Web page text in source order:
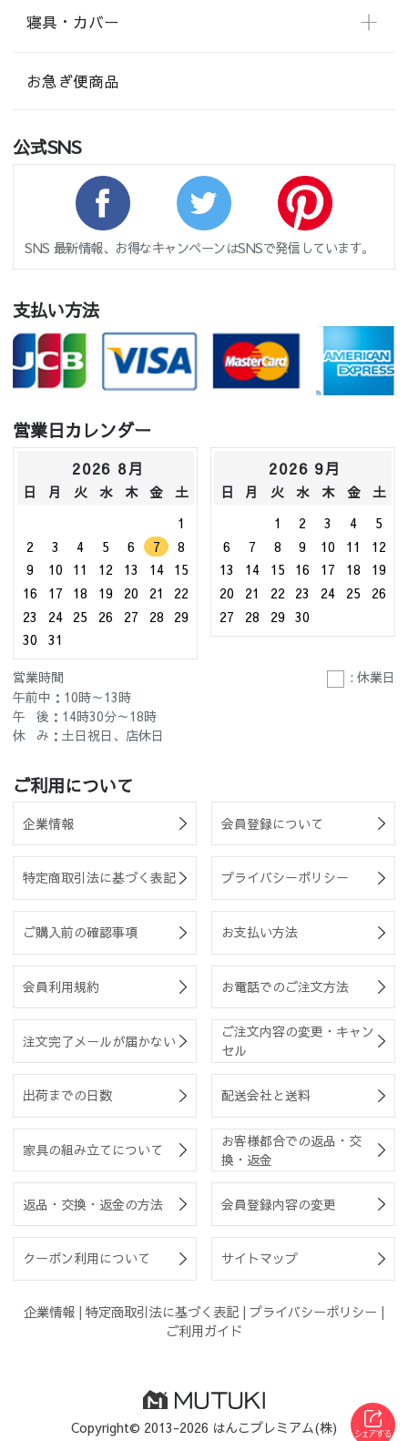
寝具・カバー
お急ぎ便商品
公式SNS
SNS 最新情報、お得なキャンペーンはSNSで発信しています。
支払い方法
営業日カレンダー
2026 8月
日 月 火 水 木 金
土
1
2
3 4 5 6 7
8
9
10 11 12 13 14
15
16
17 18 19 20 21
22
23
24 25 26 27 28
29
30
31
2026 9月
日 月 火 水 木 金
土
1
2 3 4
5
6
7 8 9 10 11
12
13
14 15 16 17 18
19
20
21 22 23 24 25
26
27
28 29 30
営業時間
: 休業日
午前中：10時～13時
午 後：14時30分～18時
休 み：土日祝日、店休日
ご利用について
企業情報 会員登録について
特定商取引法に基づく表記 プライバシーポリシー
ご購入前の確認事項 お支払い方法
会員利用規約 お電話でのご注文方法
注文完了メールが届かない
ご注文内容の変更・キャン
セル
出荷までの日数 配送会社と送料
家具の組み立てについて
お客様都合での返品・交
換・返金
返品・交換・返金の方法 会員登録内容の変更
クーポン利用について サイトマップ
企業情報 | 特定商取引法に基づく表記 | プライバシーポリシー |
ご利用ガイド
Copyright© 2013-2026 はんこプレミアム(株)